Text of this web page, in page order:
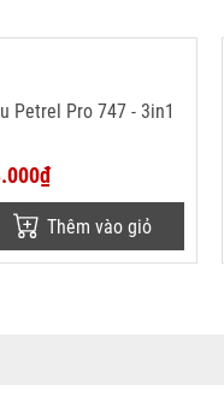
Petrel Pro 747 - 3in1
Thêm vào giỏ